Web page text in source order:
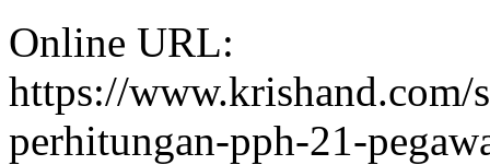
Online URL:
https://
perhitungan-pph-21-